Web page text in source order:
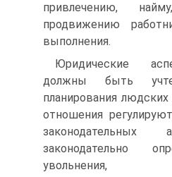
привлечению,
продвижению
выполнения.
Юридические
должны быть
планирования
отношения
законодательных
законодательно
увольнения,